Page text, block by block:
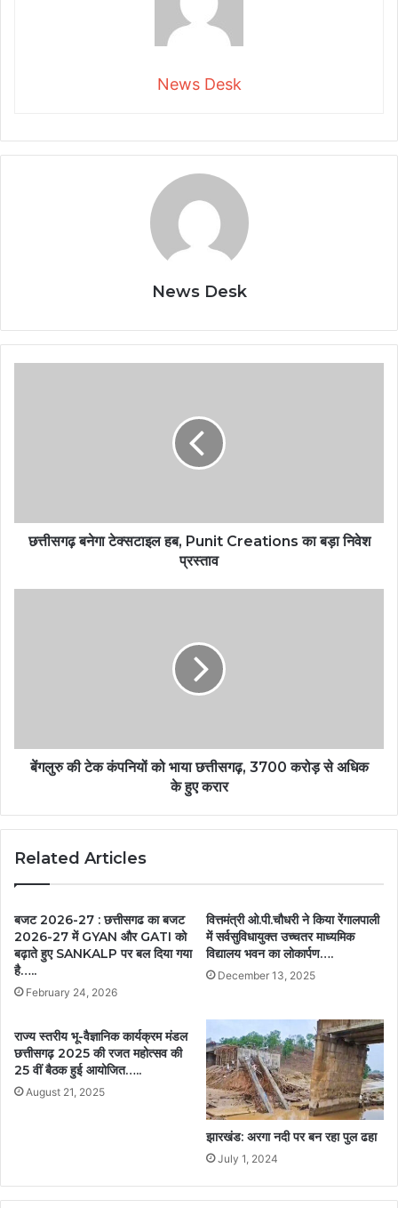
News Desk
News Desk
छत्तीसगढ़ बनेगा टेक्सटाइल हब, Punit Creations का बड़ा निवेश
प्रस्ताव
बेंगलुरु की टेक कंपनियों को भाया छत्तीसगढ़, 3700 करोड़ से अधिक
के हुए करार
Related Articles
बजट 2026-27 : छत्तीसगढ का बजट
2026-27 में GYAN और GATI को
बढ़ाते हुए SANKALP पर बल दिया गया
है…..
February 24, 2026
वित्तमंत्री ओ.पी.चौधरी ने किया रेंगालपाली
में सर्वसुविधायुक्त उच्चतर माध्यमिक
विद्यालय भवन का लोकार्पण….
December 13, 2025
राज्य स्तरीय भू-वैज्ञानिक कार्यक्रम मंडल
छत्तीसगढ़ 2025 की रजत महोत्सव की
25 वीं बैठक हुई आयोजित…..
August 21, 2025
झारखंड: अरगा नदी पर बन रहा पुल ढहा
July 1, 2024